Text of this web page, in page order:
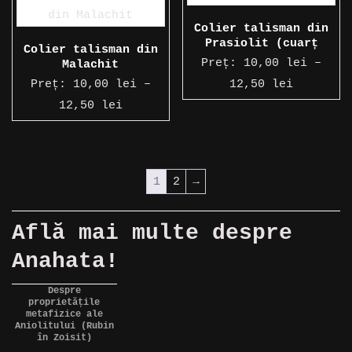
12,50 lei
la
12,50
Colier talisman din
Malachit
Preț: 10,00 lei –
12,50
leiInterval
10,00 lei
la
12,50 lei
Colier talisman din
Prasiolit (cuarț
verde clar)
Preț: 10,00 lei –
12,50
leiInterval
12,50
1 2 →
Află mai multe despre
Anahata !
Despre
proprietățile
metafizice ale
Aniolitului (Rubin
în Zoisit)